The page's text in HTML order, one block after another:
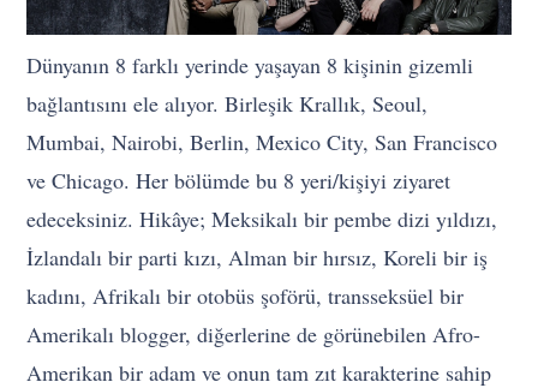
Dünyanın 8 farklı yerinde yaşayan 8 kişinin gizemli
bağlantısını ele alıyor. Birleşik Krallık, Seoul,
Mumbai, Nairobi, Berlin, Mexico City, San Francisco
ve Chicago. Her bölümde bu 8 yeri/kişiyi ziyaret
edeceksiniz. Hikâye; Meksikalı bir pembe dizi yıldızı,
İzlandalı bir parti kızı, Alman bir hırsız, Koreli bir iş
kadını, Afrikalı bir otobüs şoförü, transseksüel bir
Amerikalı blogger, diğerlerine de görünebilen Afro-
Amerikan bir adam ve onun tam zıt karakterine sahip